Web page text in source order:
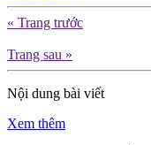
« Trang trước
Trang sau »
Nội dung bài viết
Xem thêm